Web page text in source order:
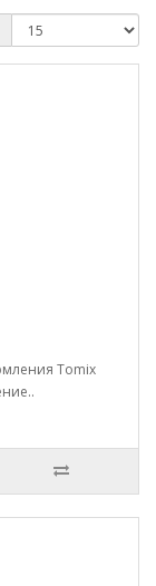
Tomix